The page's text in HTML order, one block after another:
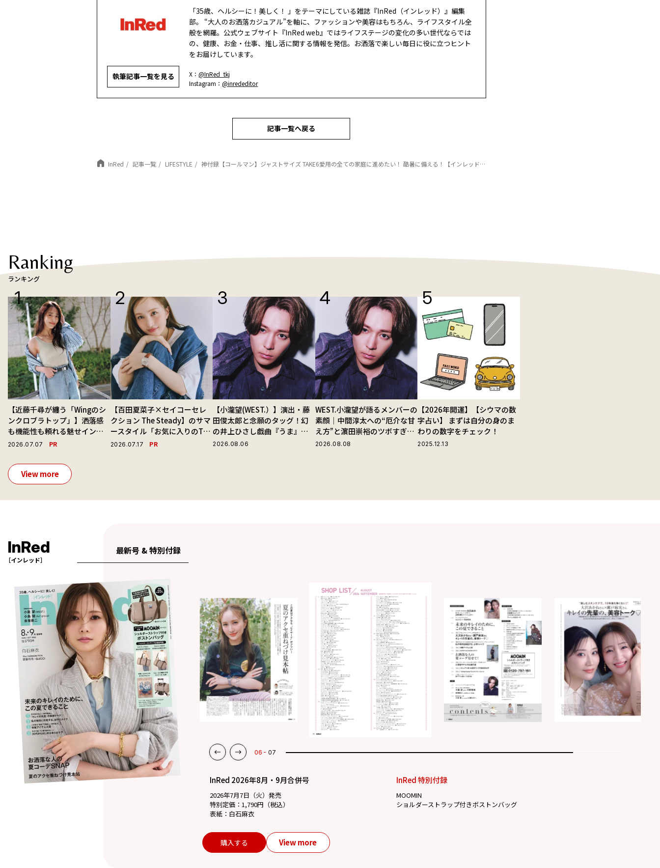
執筆記事一覧を見る
「35歳、ヘルシーに！美しく！ 」をテーマにしている雑誌『InRed（インレッド）』編集
部。 “大人のお洒落カジュアル”を軸に、ファッションや美容はもちろん、ライフスタイル全
般を網羅。公式ウェブサイト『InRed web』ではライフステージの変化の多い世代ならでは
の、健康、お金・仕事、推し活に関する情報を発信。お洒落で楽しい毎日に役に立つヒント
をお届けしています。
X：@InRed_tkj
Instagram：@inrededitor
記事一覧へ戻る
InRed 記事一覧 LIFESTYLE 神付録【コールマン】ジャストサイズ TAKE6愛用の全ての家庭に進めたい！ 酷暑に備える！【インレッド６月号】
Ranking
ランキング
【近藤千尋が纏う「Wingのシ
ンクロブラトップ」】洒落感
も機能性も頼れる魅せインナ
ーで毎日を心地よくアプデ！
2026.07.07 PR
【百田夏菜子×セイコーセレ
クション The Steady】のサマ
ースタイル「お気に入りのTシ
ャツと最高の時計と。」
2026.07.17 PR
【小瀧望(WEST.）】演出・藤
田俊太郎と念願のタッグ！幻
の井上ひさし戯曲『うま』で
演じる“爽快な悪人”の魅力と
2026.08.06
WEST.小瀧望が語るメンバーの
素顔｜中間淳太への“厄介な甘
え方”と濵田崇裕のツボすぎる
言動
2026.08.08
【2026年開運】【シウマの数
字占い】 まずは自分の身のま
わりの数字をチェック！
2025.12.13
View more
InRed
［インレッド］
最新号 & 特別付録
07 07
InRed 2026年8月・9月合併号
2026年7月7日（火）発売
特別定価：1,790円（税込）
表紙：白石麻衣
InRed 特別付録
MOOMIN
ショルダーストラップ付きボストンバッグ
購入する View more